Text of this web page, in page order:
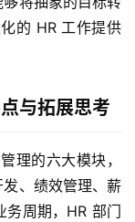
的 HR 工作提供
与拓展思考
理的六大模块，
、绩效管理、薪
周期，HR 部门